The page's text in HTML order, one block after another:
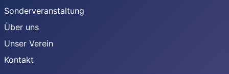
Sonderveranstaltung
Über uns
Unser Verein
Kontakt